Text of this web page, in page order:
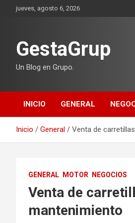
Saltarjueves, agosto 6, 2026
GestaGrup
Un Blog en Grupo.
INICIO GENERAL
Inicio General Venta de
GENERAL MOTOR NEGOCIOS
Venta de
mantenimiento